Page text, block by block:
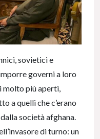
sovietici e
governi a loro
molto più aperti,
a quelli che c’erano
società afghana.
di turno: un